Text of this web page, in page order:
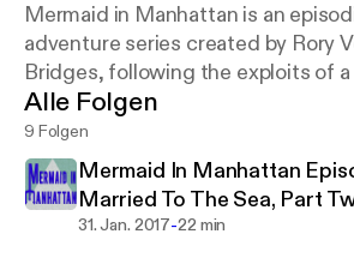
Mermaid in Manhattan is an
adventure series created by Rory
Bridges, following the exploits of
married couple in the treacherous
New York City.
New episodes arrive whenever,
occasionally.
Alle Folgen
9 Folgen
Mermaid In Manhattan
Married To The Sea, Part
31. Jan. 2017-22 min